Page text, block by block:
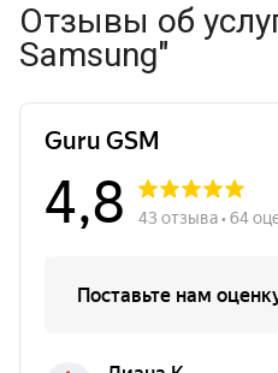
Отзывы об
Samsung"